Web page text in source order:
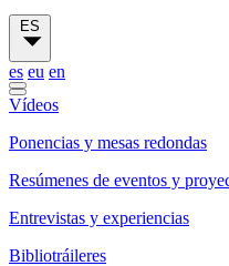
ES
es eu en
Vídeos
Ponencias y mesas redondas
Resúmenes de eventos y
Entrevistas y experiencias
Bibliotráileres